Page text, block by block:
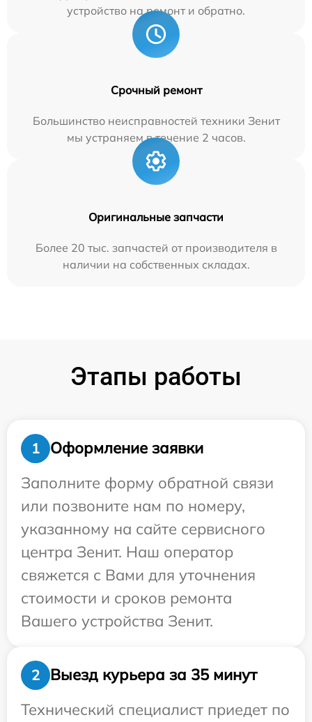
устройство на ремонт и обратно.
Срочный ремонт
Большинство неисправностей техники Зенит
мы устраняем в течение 2 часов.
Оригинальные запчасти
Более 20 тыс. запчастей от производителя в
наличии на собственных складах.
Этапы работы
1
Оформление заявки
Заполните форму обратной связи
или позвоните нам по номеру,
указанному на сайте сервисного
центра Зенит. Наш оператор
свяжется с Вами для уточнения
стоимости и сроков ремонта
Вашего устройства Зенит.
2
Выезд курьера за 35 минут
Технический специалист приедет по